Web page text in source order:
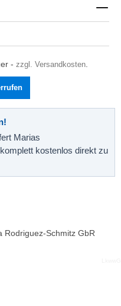
- zzgl. Versandkosten.
Marias
kostenlos direkt zu
Rodriguez-Schmitz GbR